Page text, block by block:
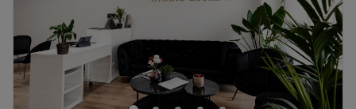
Gesloten
David.K est un superbe salon de coiffure situé à Bruxelles,
à proximité de la station Etterbeek.
Transports publics les plus proches :